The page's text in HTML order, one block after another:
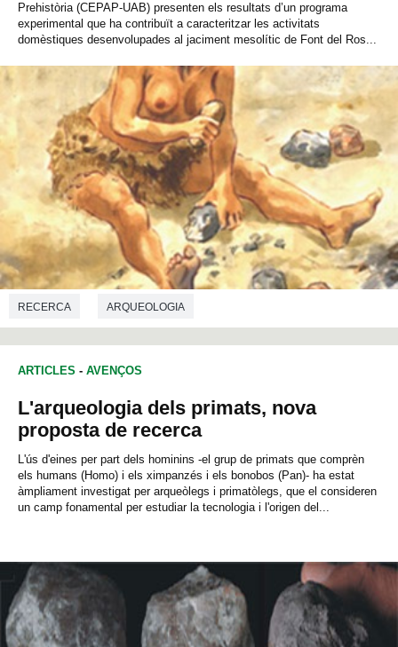
Prehistòria (CEPAP-UAB) presenten els resultats d’un programa
experimental que ha contribuït a caracteritzar les activitats
domèstiques desenvolupades al jaciment mesolític de Font del Ros...
RECERCA ARQUEOLOGIA
ARTICLES - AVENÇOS
L'arqueologia dels primats, nova
proposta de recerca
L'ús d'eines per part dels hominins -el grup de primats que comprèn
els humans (Homo) i els ximpanzés i els bonobos (Pan)- ha estat
àmpliament investigat per arqueòlegs i primatòlegs, que el consideren
un camp fonamental per estudiar la tecnologia i l'origen del...